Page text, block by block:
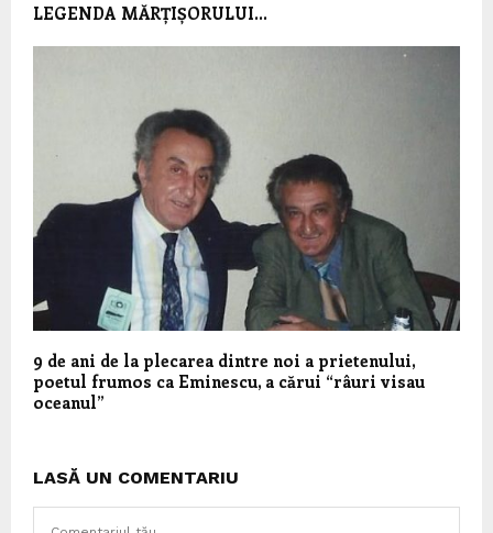
LEGENDA MĂRȚIȘORULUI…
9 de ani de la plecarea dintre noi a prietenului,
poetul frumos ca Eminescu, a cărui “râuri visau
oceanul”
LASĂ UN COMENTARIU